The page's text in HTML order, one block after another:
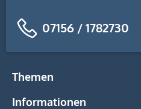
07156 / 1782730
Themen
Informationen